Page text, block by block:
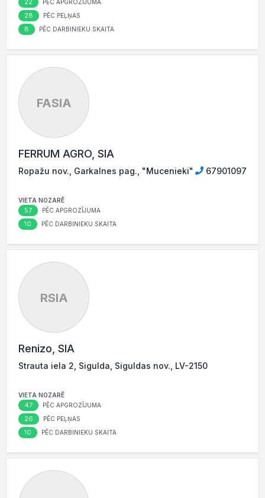
PĒC APGROZĪJUMA
28 PĒC PEĻŅAS
8 PĒC DARBINIEKU SKAITA
FASIA
FERRUM AGRO, SIA
Ropažu nov., Garkalnes pag., "Mucenieki" 67901097
VIETA NOZARĒ
57 PĒC APGROZĪJUMA
10 PĒC DARBINIEKU SKAITA
RSIA
Renizo, SIA
Strauta iela 2, Sigulda, Siguldas nov., LV-2150
VIETA NOZARĒ
47 PĒC APGROZĪJUMA
26 PĒC PEĻŅAS
10 PĒC DARBINIEKU SKAITA